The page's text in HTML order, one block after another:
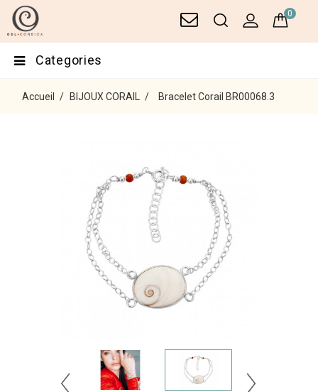
0
Categories
Accueil BIJOUX CORAIL Bracelet Corail BR00068.3